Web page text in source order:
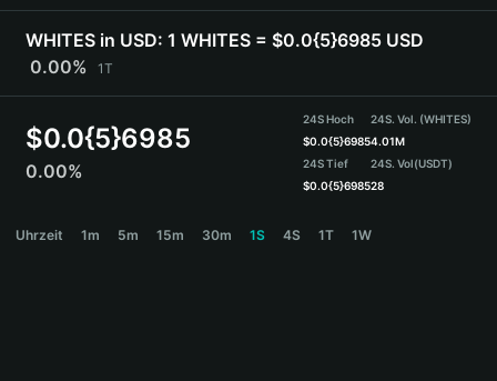
Português (Portugal)
Bahasa Indonesia
ภาษาไทย
हिन्दी
Español
Português (Brasil)
WHITES in USD: 1 WHITES = $0.0{5}6985 USD
0.00%
1T
$0.0{5}6985
0.00%
24S Hoch
$0.0{5}6985
24S Tief
$0.0{5}6985
24S. Vol. (WHITES)
4.01M
24S. Vol(USDT)
28
Uhrzeit 1m 5m 15m 30m 1S 4S 1T 1W